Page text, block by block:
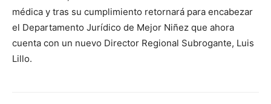
médica y tras su cumplimiento retornará para encabezar
el Departamento Jurídico de Mejor Niñez que ahora
cuenta con un nuevo Director Regional Subrogante, Luis
Lillo.